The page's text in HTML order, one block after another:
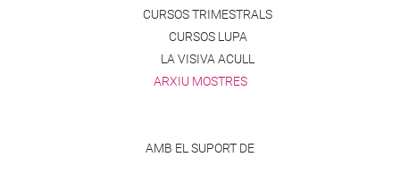
CURSOS TRIMESTRALS
CURSOS LUPA
LA VISIVA ACULL
ARXIU MOSTRES
AMB EL SUPORT DE